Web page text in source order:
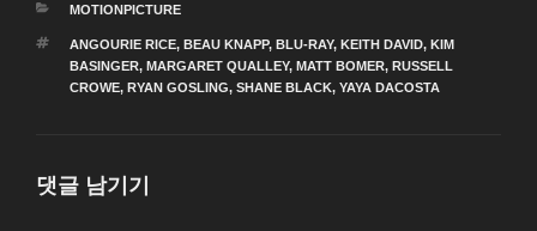
카
고
리
MOTIONPICTURE
태
그
ANGOURIE RICE, BEAU KNAPP, BLU-RAY, KEITH DAVID, KIM
BASINGER, MARGARET QUALLEY, MATT BOMER, RUSSELL
CROWE, RYAN GOSLING, SHANE BLACK, YAYA DACOSTA
댓글 남기기